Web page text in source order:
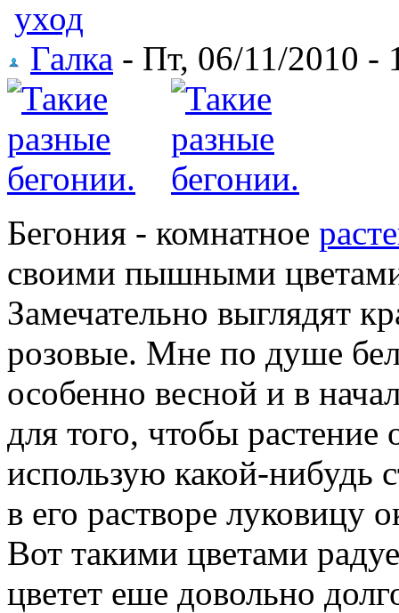
уход
Галка - Пт, 06/11/2010 -
Бегония - комнатное
своими пышными
Замечательно выглядят
розовые. Мне по душе
особенно весной и в
для того, чтобы растение
использую какой-нибудь
в его растворе луковицу
Вот такими цветами
цветет еше довольно